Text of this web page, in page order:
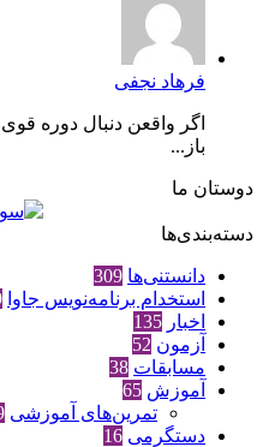
فرهاد نجفی
اگر واقعن دنبال دوره قوی
باز...
دوستان ما
دسته‌بندی‌ها
دانستنی‌ها 309
استخدام برنامه‌نویس جاوا
اخبار 135
آزمون 52
مسابقات 38
آموزش 65
تمرین‌های آموزشی
دستگرمی 16